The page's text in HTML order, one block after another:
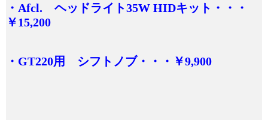
・Afcl. ヘッドライト35W HIDキット・・・
￥15,200
・GT220用 シフトノブ・・・￥9,900